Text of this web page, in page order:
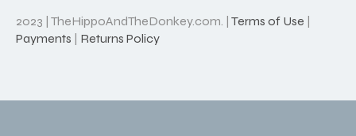
2023 | TheHippoAndTheDonkey.com. | Terms of Use |
Payments | Returns Policy